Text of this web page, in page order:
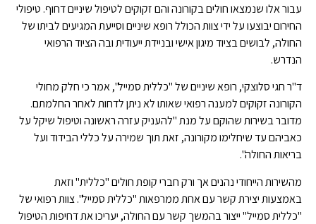
עבור אלו שנמצאו חולים בקורונה והם זקוקים לטיפול שיניים דחוף. טיפולי
החירום יבוצעו על ידי צוות הכולל רופא שיניים וסייעת המגיעים לביתו של
החולה, לבושים בציוד מיגון אישי ובניידת ייעודית ובה הציוד הרפואי
הנדרש.
ד"ר חגי סלוצקי, רופא שיניים של "כללית סמייל", אמר כי חלק מחולי
הקורונה זקוקים למענה רפואי שאותו לא ניתן לדחות לאחר החלמתם.
מדובר בשירות שהוקם על מנת "להעניק עזרה ראשונה וטיפול שיקל על
כאביהם עד שיחלימו מקורונה, זאת תוך שמירה על כללי הבידוד ועל
בריאות החולה".
מהשירות הייחודי נהנים אך ורק חברי קופת חולים "כללית" וזאת
באמצעות יצירת קשר עם אחת ממרפאות "כללית סמייל". צוות רפואי של
"כללית סמייל" ייצור בהמשך קשר עם החולה, יעריכו את דחיפות הטיפול